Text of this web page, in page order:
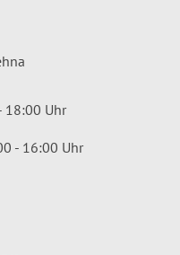
18:00 Uhr
- 16:00 Uhr